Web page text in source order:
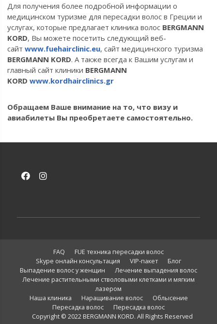
Для получения более подробной информации о
медицинском туризме для пересадки волос в Греции и
услугах, которые предлагает клиника волос BERGMANN
KORD, Вы можете посетить следующий веб-
сайт www.fuehairclinic.eu, сайт медицинского туризма
BERGMANN KORD. А также всегда к Вашим услугам и
главный сайт клиники BERGMANN
KORD www.kordhairclinics.gr
Обращаем Ваше внимание на то, что визу и
авиабилеты Вы преобретаете самостоятельно.
FAQ
FUE техника пересадки волос
Skype онлайн консультация
VIP-пакет
Блог
Выпадение волос у женщин
Лечение выпадения волос
Лечение растительными стволовыми клетками и мягким
лазером
Нaша клиника
Наращивание волос
Облысение
Пересадка волос
Пересадка волос
Copyright © 2022 BERGMANN KORD. All Rights Reserved